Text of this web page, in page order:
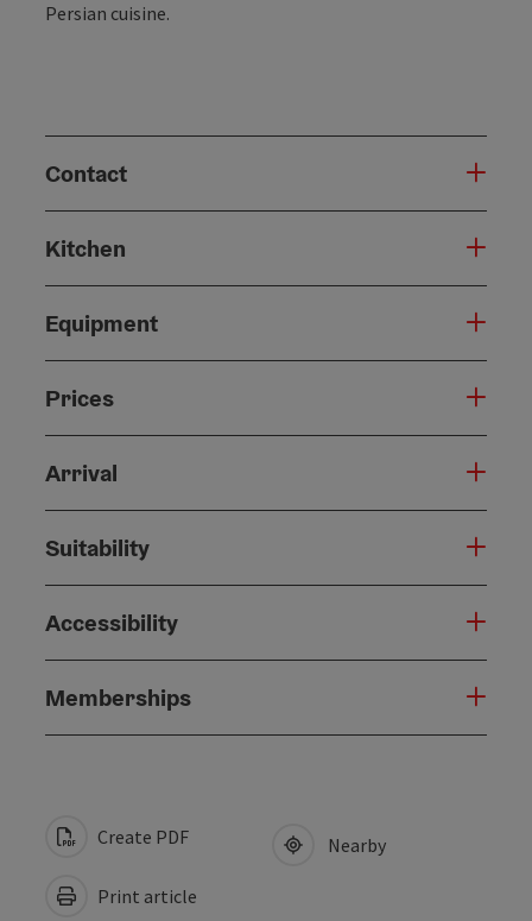
Persian cuisine.
Contact
Kitchen
Equipment
Prices
Arrival
Suitability
Accessibility
Memberships
Create PDF
Print article
Nearby